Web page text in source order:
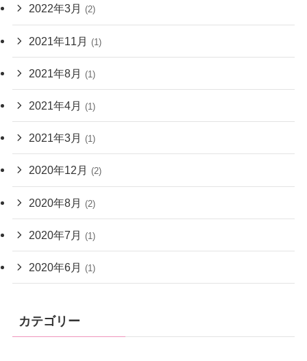
2022年3月 (2)
2021年11月 (1)
2021年8月 (1)
2021年4月 (1)
2021年3月 (1)
2020年12月 (2)
2020年8月 (2)
2020年7月 (1)
2020年6月 (1)
カテゴリー